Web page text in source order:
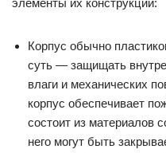
элементы их конструкции:
Корпус обычно
суть — защищать
влаги и механических
корпус обеспечивает
состоит из материалов
него могут быть